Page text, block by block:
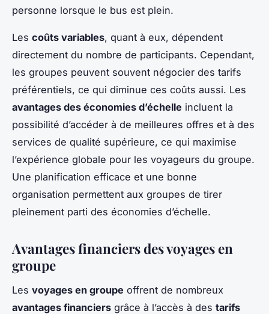
personne lorsque le bus est plein.
Les coûts variables, quant à eux, dépendent
directement du nombre de participants. Cependant,
les groupes peuvent souvent négocier des tarifs
préférentiels, ce qui diminue ces coûts aussi. Les
avantages des économies d’échelle incluent la
possibilité d’accéder à de meilleures offres et à des
services de qualité supérieure, ce qui maximise
l’expérience globale pour les voyageurs du groupe.
Une planification efficace et une bonne
organisation permettent aux groupes de tirer
pleinement parti des économies d’échelle.
Avantages financiers des voyages en
groupe
Les voyages en groupe offrent de nombreux
avantages financiers grâce à l’accès à des tarifs